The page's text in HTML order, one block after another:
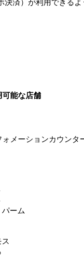
決済）が利用できるよ
可能な店舗
メーションカウンタ
ーム